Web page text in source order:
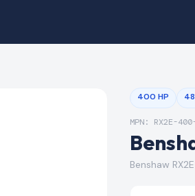
400 HP
MPN: RX2E-
Benshaw